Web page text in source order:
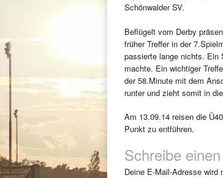
Schönwalder SV.
Beflügelt vom Derby
früher Treffer in der
passierte lange nichts. Ein
machte. Ein wichtiger
der 58.Minute mit dem
runter und zieht somit in
Am 13.09.14 reisen die
Punkt zu entführen.
Schreibe
Deine E-Mail-Adresse wird